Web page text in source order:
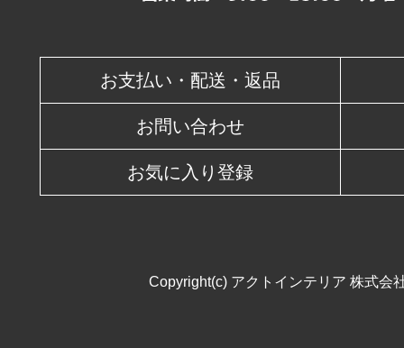
お支払い・配送・返品
お問い合わせ
お気に入り登録
Copyright(c) アクトインテリア 株式会